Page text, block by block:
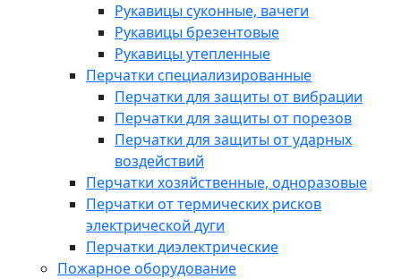
Рукавицы суконные, вачеги
Рукавицы брезентовые
Рукавицы утепленные
Перчатки специализированные
Перчатки для защиты от вибрации
Перчатки для защиты от порезов
Перчатки для защиты от ударных
воздействий
Перчатки хозяйственные, одноразовые
Перчатки от термических рисков
электрической дуги
Перчатки диэлектрические
Пожарное оборудование